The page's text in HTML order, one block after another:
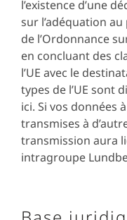
l’existence d’une
sur l’adéquation
de l’Ordonnance
en concluant des
l’UE avec le
types de l’UE sont
ici. Si vos données
transmises à
transmission aura
intragroupe